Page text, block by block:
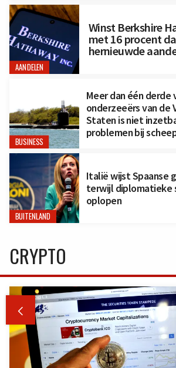
AANDELEN
Winst Berkshire
met 16 procent
hernieuwde
BUSINESS
Meer dan één derde
onderzeeërs van de
Staten is niet
problemen bij
BUITENLAND
Italië wijst Spaanse
terwijl diplomatieke
oplopen
CRYPTO
